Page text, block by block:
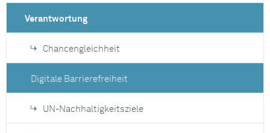
Verantwortung
Chancengleichheit
Digitale Barrierefreiheit
UN-Nachhaltigkeitsziele